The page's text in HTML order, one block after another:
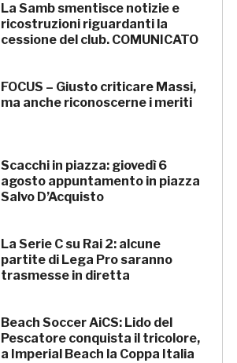
La Samb smentisce notizie e
ricostruzioni riguardanti la
cessione del club. COMUNICATO
FOCUS – Giusto criticare Massi,
ma anche riconoscerne i meriti
Scacchi in piazza: giovedì 6
agosto appuntamento in piazza
Salvo D’Acquisto
La Serie C su Rai 2: alcune
partite di Lega Pro saranno
trasmesse in diretta
Beach Soccer AiCS: Lido del
Pescatore conquista il tricolore,
a Imperial Beach la Coppa Italia